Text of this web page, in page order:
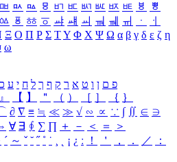
ㅮ ㅯ ㅰ ㅱ ㅲ ㅳ ㅴ ㅵ ㅶ ㅷ ㅸ
ㅹ
ㆃ ㆄ ㆅ ㆆ ㆇ ㆈ ㆉ ㆊ ㆋ ㆌ ㆍ
ㆎ
Ξ Ο Π Ρ Σ ΤΥ Φ Χ Ψ Ω α β γ δ ε ζ η
ω
פ ם ן ו ט א ר ק ף ך ל ח י ע כ
』 【 】 ＂ （ ） ［ ］ ｛ ｝
∂ ∇ ≡ ≒ ≪ ≫ √ ∽ ∝ ∵ ∫ ∬ ∈ ∋
∀ ∃ ∮ ∑ ∏ ＋ － ＜ ＝
＞
´ ～ ˇ ˘ ˝ ˚ ˙ ¸ ¡ ¿ ː ！ ＇ ， ． ／
：